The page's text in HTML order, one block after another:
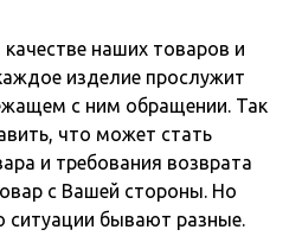
наших товаров и
изделие прослужит
с ним обращении. Так
что может стать
и требования возврата
с Вашей стороны. Но
ситуации бывают разные.